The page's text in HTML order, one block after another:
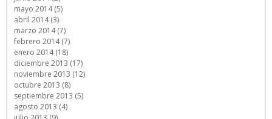
mayo 2014 (5)
abril 2014 (3)
marzo 2014 (7)
febrero 2014 (7)
enero 2014 (18)
diciembre 2013 (17)
noviembre 2013 (12)
octubre 2013 (8)
septiembre 2013 (5)
agosto 2013 (4)